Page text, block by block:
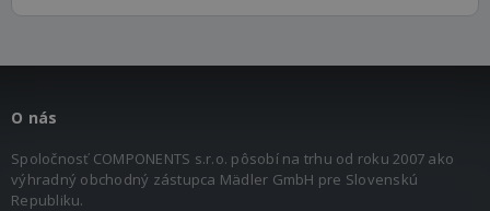
O nás
Spoločnosť COMPONENTS s.r.o. pôsobí na trhu od roku 2007 ako
výhradný obchodný zástupca Mädler GmbH pre Slovenskú
Republiku.